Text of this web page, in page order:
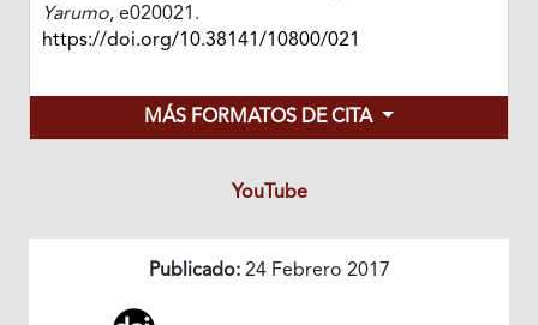
Yarumo, e020021.
https://doi.org/10.38141/10800/021
MÁS FORMATOS DE CITA
YouTube
Publicado:24 Febrero 2017